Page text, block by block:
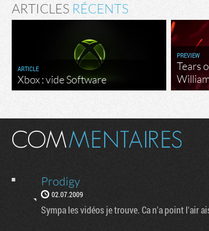
ARTICLES RÉCENTS
ARTICLE
Xbox : vide Software
PREVIEW
Tears
Prodigy
02.07.2009
Sympa les vidéos je trouve. Ca n'a point l'air